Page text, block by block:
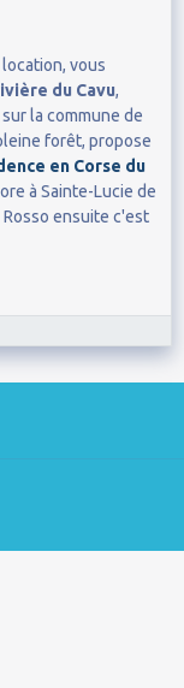
vous
du Cavu,
la commune de
forêt, propose
en Corse du
à Sainte-Lucie de
ensuite c'est